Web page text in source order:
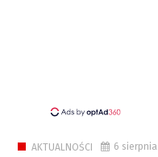
AKTUALNOŚCI 6 sierpnia